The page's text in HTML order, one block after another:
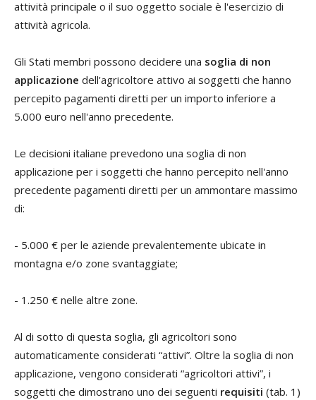
attività principale o il suo oggetto sociale è l'esercizio di
attività agricola.
Gli Stati membri possono decidere una soglia di non
applicazione dell'agricoltore attivo ai soggetti che hanno
percepito pagamenti diretti per un importo inferiore a
5.000 euro nell'anno precedente.
Le decisioni italiane prevedono una soglia di non
applicazione per i soggetti che hanno percepito nell'anno
precedente pagamenti diretti per un ammontare massimo
di:
- 5.000 € per le aziende prevalentemente ubicate in
montagna e/o zone svantaggiate;
- 1.250 € nelle altre zone.
Al di sotto di questa soglia, gli agricoltori sono
automaticamente considerati “attivi”. Oltre la soglia di non
applicazione, vengono considerati “agricoltori attivi”, i
soggetti che dimostrano uno dei seguenti requisiti (tab. 1)